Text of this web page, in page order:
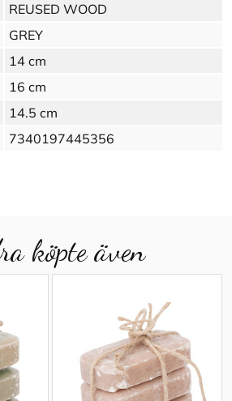
REUSED WOOD
GREY
14 cm
16 cm
14.5 cm
7340197445356
köpte även